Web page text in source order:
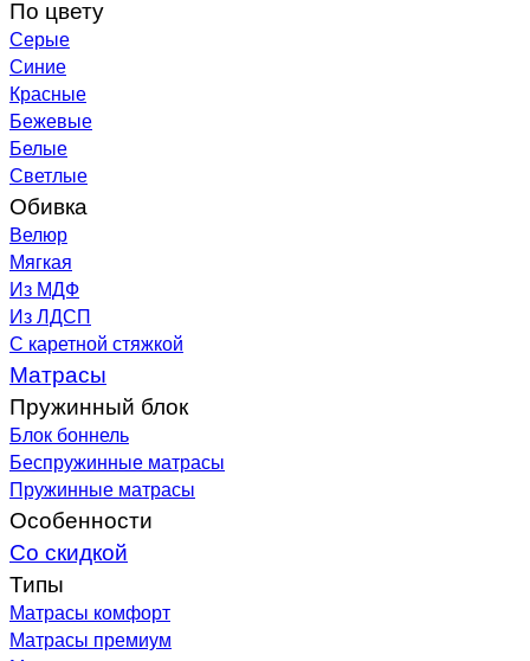
По цвету
Серые
Синие
Красные
Бежевые
Белые
Светлые
Обивка
Велюр
Мягкая
Из МДФ
Из ЛДСП
С каретной стяжкой
Матрасы
Пружинный блок
Блок боннель
Беспружинные матрасы
Пружинные матрасы
Особенности
Со скидкой
Типы
Матрасы комфорт
Матрасы премиум